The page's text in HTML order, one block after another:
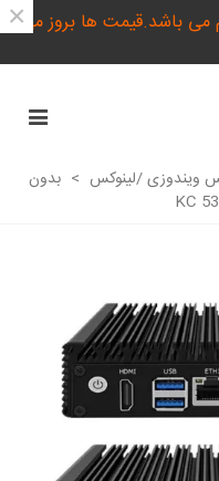
می باشد.قیمت ها بروز می×
ویندوزی /لینوکس > بدون